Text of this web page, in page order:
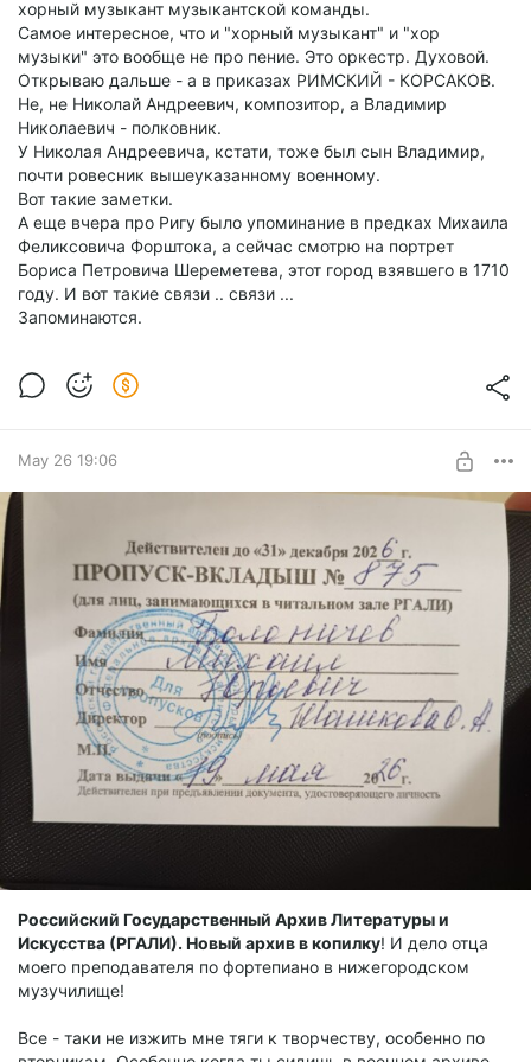
хорный музыкант музыкантской команды.
Самое интересное, что и "хорный музыкант" и "хор
музыки" это вообще не про пение. Это оркестр. Духовой.
Открываю дальше - а в приказах РИМСКИЙ - КОРСАКОВ.
Не, не Николай Андреевич, композитор, а Владимир
Николаевич - полковник.
У Николая Андреевича, кстати, тоже был сын Владимир,
почти ровесник вышеуказанному военному.
Вот такие заметки.
А еще вчера про Ригу было упоминание в предках Михаила
Феликсовича Форштока, а сейчас смотрю на портрет
Бориса Петровича Шереметева, этот город взявшего в 1710
году. И вот такие связи .. связи ...
Запоминаются.
May 26 19:06
Российский Государственный Архив Литературы и
Искусства (РГАЛИ). Новый архив в копилку! И дело отца
моего преподавателя по фортепиано в нижегородском
музучилище!
Все - таки не изжить мне тяги к творчеству, особенно по